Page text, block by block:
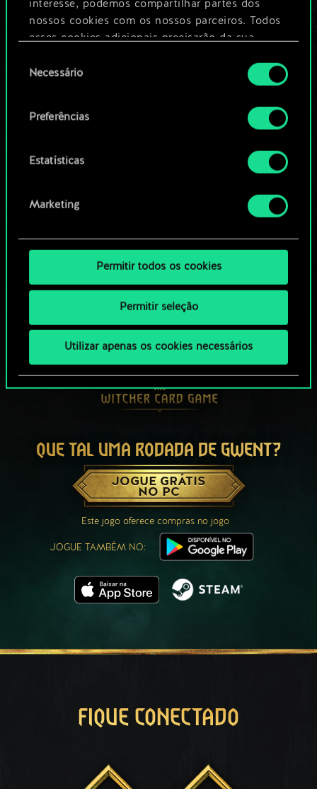
interesse, podemos compartilhar partes dos
nossos cookies com os nossos parceiros. Todos
esses cookies adicionais precisarão da sua
Você encontrará todos os detalhes sobre o uso
de cookies e poderá ajustar as suas preferências
no menu "Configurações" abaixo.
deNecessário
Preferências
Estatísticas
Marketing
Permitir todos os cookies
Permitir seleção
Utilizar apenas os cookies necessários
um guia
QUE TAL UMA RODADA DE GWENT?
JOGUE GRÁTIS
NO PC
Este jogo oferece compras no jogo
JOGUE TAMBÉM NO:
FIQUE CONECTADO